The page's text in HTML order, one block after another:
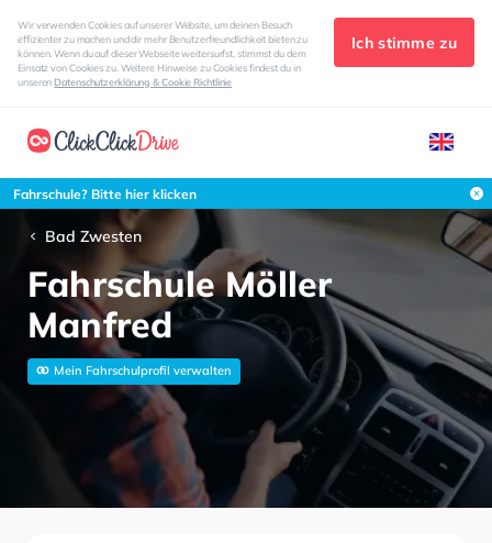
Wir verwenden Cookies auf unserer Website, um deinen Besuch
effizienter zu machen und dir mehr Benutzerfreundlichkeit bieten zu
können. Wenn du auf dieser Webseite weitersurfst, stimmst du dem
Einsatz von Cookies zu. Weitere Hinweise zu Cookies findest du in
unserenDatenschutzerklärung & Cookie Richtlinie
Ich stimme zu
Fahrschule? Bitte hier klicken
Bad Zwesten
Fahrschule Möller
Manfred
Mein Fahrschulprofil verwalten